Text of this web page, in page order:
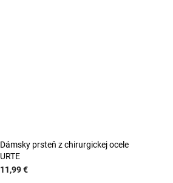
Dámsky prsteň z chirurgickej ocele
URTE
11,99 €